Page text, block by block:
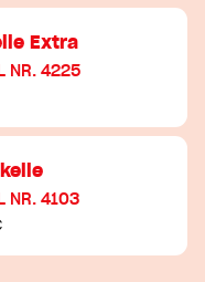
Extra
NR. 4225
NR. 4103